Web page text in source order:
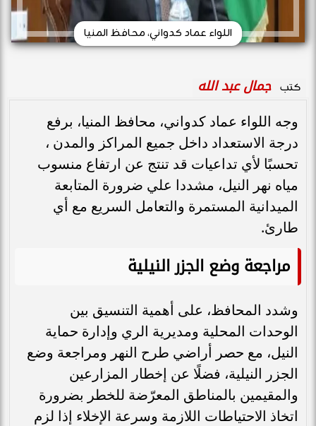
اللواء عماد كدواني، محافظ المنيا
كتب جمال عبد الله
وجه اللواء عماد كدواني، محافظ المنيا، برفع
درجة الاستعداد داخل جميع المراكز والمدن ،
تحسبًا لأي تداعيات قد تنتج عن ارتفاع منسوب
مياه نهر النيل، مشددا علي ضرورة المتابعة
الميدانية المستمرة والتعامل السريع مع أي
طارئ.
مراجعة وضع الجزر النيلية
وشدد المحافظ، على أهمية التنسيق بين
الوحدات المحلية ومديرية الري وإدارة حماية
النيل، مع حصر أراضي طرح النهر ومراجعة وضع
الجزر النيلية، فضلًا عن إخطار المزارعين
والمقيمين بالمناطق المعرّضة للخطر بضرورة
اتخاذ الاحتياطات اللازمة وسرعة الإخلاء إذا لزم